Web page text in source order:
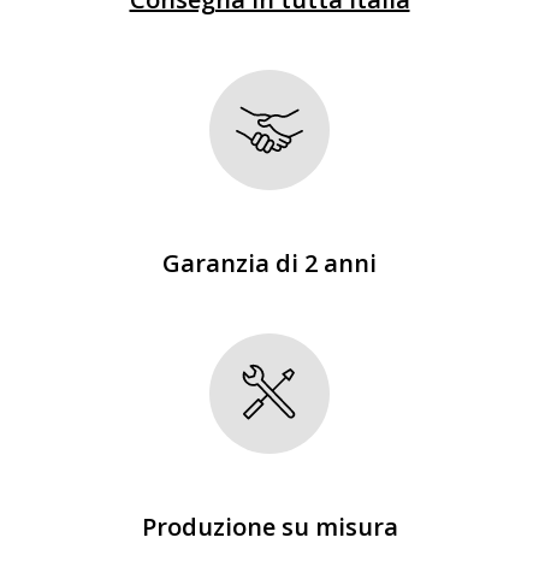
Garanzia di 2 anni
Produzione su misura